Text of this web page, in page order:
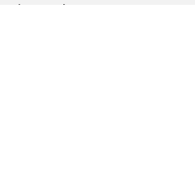
Saison suchen